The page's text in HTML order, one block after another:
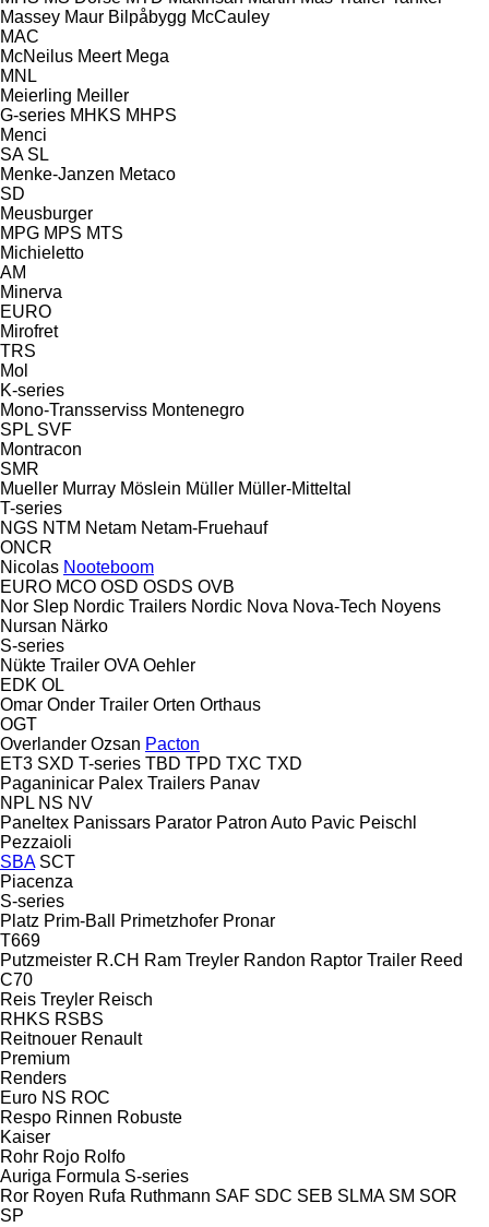
Massey Maur Bilpåbygg McCauley
MAC
McNeilus Meert Mega
MNL
Meierling Meiller
G-series MHKS MHPS
Menci
SA SL
Menke-Janzen Metaco
SD
Meusburger
MPG MPS MTS
Michieletto
AM
Minerva
EURO
Mirofret
TRS
Mol
K-series
Mono-Transserviss Montenegro
SPL SVF
Montracon
SMR
Mueller Murray Möslein Müller Müller-Mitteltal
T-series
NGS NTM Netam Netam-Fruehauf
ONCR
Nicolas Nooteboom
EURO MCO OSD OSDS OVB
Nor Slep Nordic Trailers Nordic Nova Nova-Tech Noyens
Nursan Närko
S-series
Nükte Trailer OVA Oehler
EDK OL
Omar Onder Trailer Orten Orthaus
OGT
Overlander Ozsan Pacton
ET3 SXD T-series TBD TPD TXC TXD
Paganinicar Palex Trailers Panav
NPL NS NV
Paneltex Panissars Parator Patron Auto Pavic Peischl
Pezzaioli
SBA SCT
Piacenza
S-series
Platz Prim-Ball Primetzhofer Pronar
T669
Putzmeister R.CH Ram Treyler Randon Raptor Trailer Reed
C70
Reis Treyler Reisch
RHKS RSBS
Reitnouer Renault
Premium
Renders
Euro NS ROC
Respo Rinnen Robuste
Kaiser
Rohr Rojo Rolfo
Auriga Formula S-series
Ror Royen Rufa Ruthmann SAF SDC SEB SLMA SM SOR
SP